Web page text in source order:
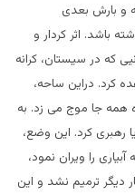
و بارش بعدی
باشد. اثر کردار و
که در سیستان، کرانه
کرد. دراین ساحه،
همه جا موج می زد. به
رهبری کرد. این وضع،
را ویران نمود،
دیگر ترمیم نشد و این